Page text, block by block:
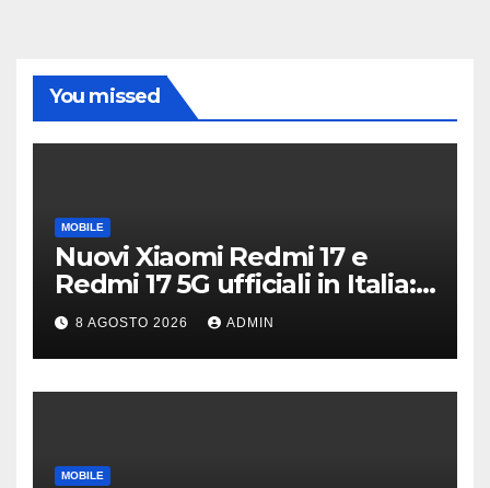
You missed
MOBILE
Nuovi Xiaomi Redmi 17 e
Redmi 17 5G ufficiali in Italia:
specifiche tecniche,
differenze e prezzi
8 AGOSTO 2026 ADMIN
MOBILE